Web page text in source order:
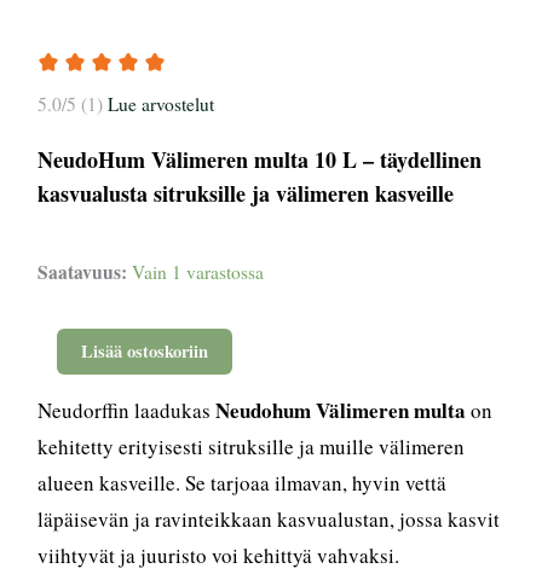
5.0/5 (1) Lue arvostelut
NeudoHum Välimeren multa 10 L – täydellinen
kasvualusta sitruksille ja välimeren kasveille
Saatavuus: Vain 1 varastossa
Sitrus-
Välimerenmulta
määrä
Lisää ostoskoriin
Neudorffin laadukas Neudohum Välimeren multa on
kehitetty erityisesti sitruksille ja muille välimeren
alueen kasveille. Se tarjoaa ilmavan, hyvin vettä
läpäisevän ja ravinteikkaan kasvualustan, jossa kasvit
viihtyvät ja juuristo voi kehittyä vahvaksi.